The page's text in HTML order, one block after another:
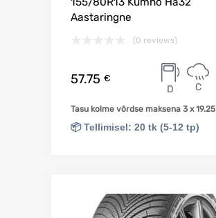
Aastaringne
(0 reviews)
57.75 €
D C
Tasu kolme võrdse maksena 3 x19.25
📦 Tellimisel: 20 tk (5-12 tp)